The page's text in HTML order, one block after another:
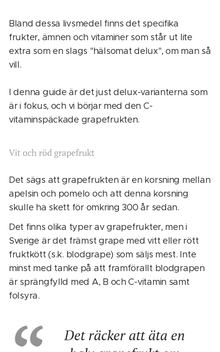
Bland dessa livsmedel finns det specifika
frukter, ämnen och vitaminer som står ut lite
extra som en slags "hälsomat delux", om man så
vill.
I denna guide är det just delux-varianterna som
är i fokus, och vi börjar med den C-
vitaminspäckade grapefrukten.
Vit och röd grapefrukt
Det sägs att grapefrukten är en korsning mellan
apelsin och pomelo och att denna korsning
skulle ha skett för omkring 300 år sedan.
Det finns olika typer av grapefrukter, men i
Sverige är det främst grape med vitt eller rött
fruktkött (s.k. blodgrape) som säljs mest. Inte
minst med tanke på att framförallt blodgrapen
är sprängfylld med A, B och C-vitamin samt
folsyra.
Det räcker att äta en